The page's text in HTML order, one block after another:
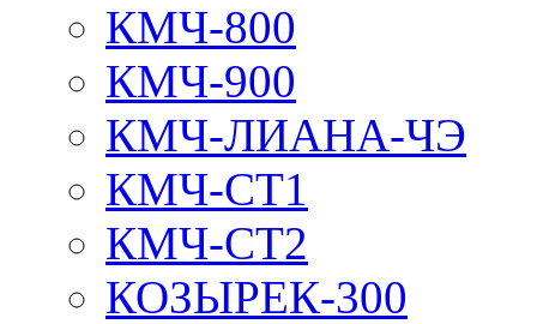
КМЧ-800
КМЧ-900
КМЧ-ЛИАНА-ЧЭ
КМЧ-СТ1
КМЧ-СТ2
КОЗЫРЕК-300